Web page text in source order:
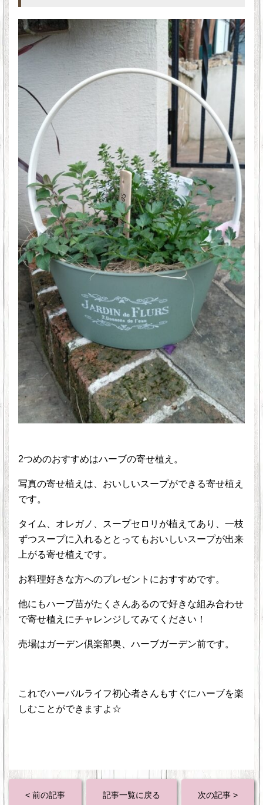
2つめのおすすめはハーブの寄せ植え。
写真の寄せ植えは、おいしいスープができる寄せ植え
です。
タイム、オレガノ、スープセロリが植えてあり、一枝
ずつスープに入れるととってもおいしいスープが出来
上がる寄せ植えです。
お料理好きな方へのプレゼントにおすすめです。
他にもハーブ苗がたくさんあるので好きな組み合わせ
で寄せ植えにチャレンジしてみてください！
売場はガーデン倶楽部奥、ハーブガーデン前です。
これでハーバルライフ初心者さんもすぐにハーブを楽
しむことができますよ☆
< 前の記事 記事一覧に戻る 次の記事 >